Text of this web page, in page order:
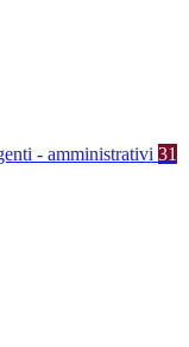
- amministrativi 31